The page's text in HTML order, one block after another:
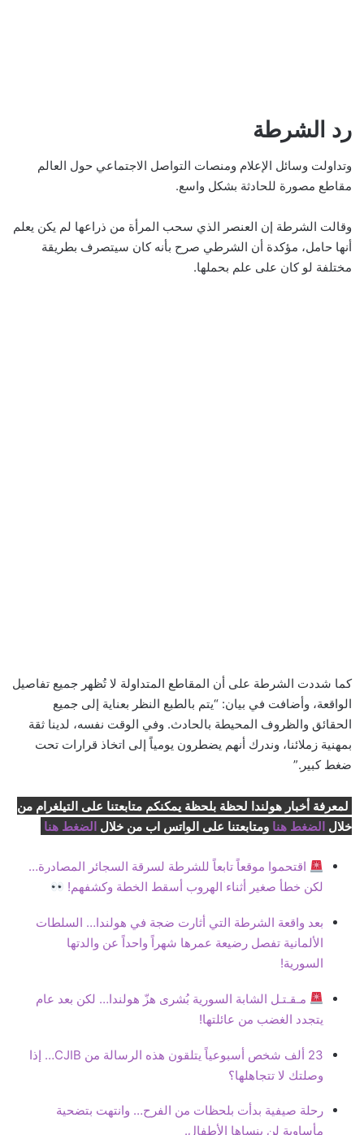
رد الشرطة
وتداولت وسائل الإعلام ومنصات التواصل الاجتماعي حول العالم
مقاطع مصورة للحادثة بشكل واسع.
وقالت الشرطة إن العنصر الذي سحب المرأة من ذراعها لم يكن يعلم
أنها حامل، مؤكدة أن الشرطي صرح بأنه كان سيتصرف بطريقة
مختلفة لو كان على علم بحملها.
كما شددت الشرطة على أن المقاطع المتداولة لا تُظهر جميع تفاصيل
الواقعة، وأضافت في بيان: “يتم بالطبع النظر بعناية إلى جميع
الحقائق والظروف المحيطة بالحادث. وفي الوقت نفسه، لدينا ثقة
بمهنية زملائنا، وندرك أنهم يضطرون يومياً إلى اتخاذ قرارات تحت
ضغط كبير.”
لمعرفة أخبار هولندا لحظة بلحظة يمكنكم متابعتنا على التيلغرام من
خلال الضغط هنا ومتابعتنا على الواتس اب من خلال الضغط هنا
اقتحموا موقعاً تابعاً للشرطة لسرقة السجائر المصادرة…
لكن خطأ صغير أثناء الهروب أسقط الخطة وكشفهم!
بعد واقعة الشرطة التي أثارت ضجة في هولندا… السلطات
الألمانية تفصل رضيعة عمرها شهراً واحداً عن والدتها
السورية!
مـقـتـل الشابة السورية بُشرى هزّ هولندا… لكن بعد عام
يتجدد الغضب من عائلتها!
23 ألف شخص أسبوعياً يتلقون هذه الرسالة من CJIB… إذا
وصلتك لا تتجاهلها؟
رحلة صيفية بدأت بلحظات من الفرح… وانتهت بتضحية
مأساوية لن ينساها الأطفال.